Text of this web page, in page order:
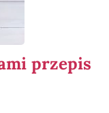
przepis